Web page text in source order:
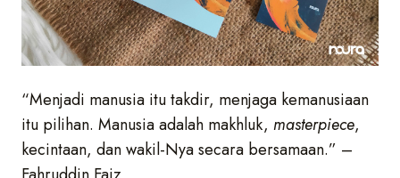
“Menjadi manusia itu takdir, menjaga kemanusiaan
itu pilihan. Manusia adalah makhluk, masterpiece,
kecintaan, dan wakil-Nya secara bersamaan.” –